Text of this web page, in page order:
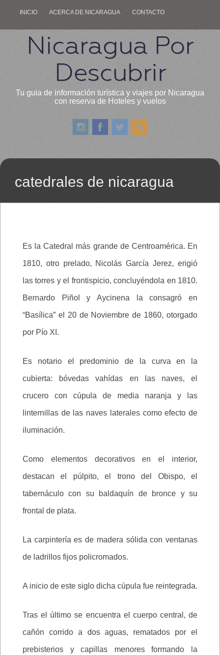
INICIO ACERCA DE NICARAGUA CONTACTO
Nicaragua Por
Descubrir
Tu guia de información turística y viajes por Nicaragua
con reserva de Hoteles y vuelos
catedrales de nicaragua
Es la Catedral más grande de Centroamérica. En
1810, otro prelado, Nicolás García Jerez, erigió
las torres y el frontispicio, concluyéndola en 1810.
Bernardo Piñol y Aycinena la consagró en
“Basílica” el 20 de Noviembre de 1860, otorgado
por Pío XI.
Es notario el predominio de la curva en la
cubierta: bóvedas vahídas en las naves, el
crucero con cúpula de media naranja y las
linternillas de las naves laterales como efecto de
iluminación.
Como elementos decorativos en el interior,
destacan el púlpito, el trono del Obispo, el
tabernáculo con su baldaquín de bronce y su
frontal de plata.
La carpintería es de madera sólida con ventanas
de ladrillos fijos policromados.
A inicio de este siglo dicha cúpula fue reintegrada.
Tras el último se encuentra el cuerpo central, de
cañón corrido a dos aguas, rematados por el
prebisterios y capillas menores formando la